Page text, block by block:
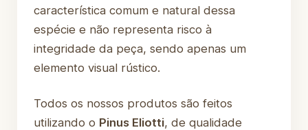
característica comum e natural dessa
espécie e não representa risco à
integridade da peça, sendo apenas um
elemento visual rústico.
Todos os nossos produtos são feitos
utilizando o Pinus Eliotti, de qualidade